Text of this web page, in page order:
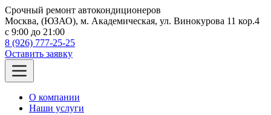
Срочный ремонт автокондиционеров
Москва, (ЮЗАО), м. Академическая, ул. Винокурова 11 кор.4
c 9:00 до 21:00
8 (926) 777-25-25
Оставить заявку
О компании
Наши услуги